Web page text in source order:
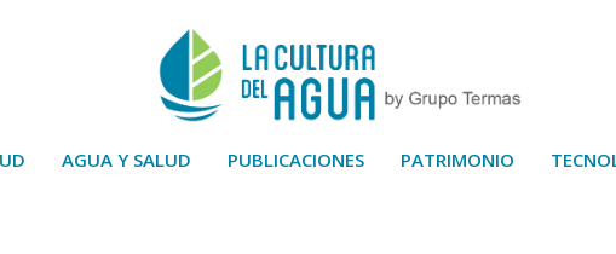
AGUA Y SALUD PUBLICACIONES PATRIMONIO